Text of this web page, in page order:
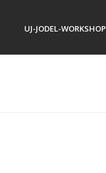
UJ-JODEL-WORKSHOP